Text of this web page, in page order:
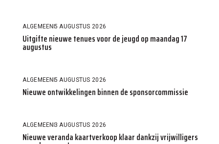
ALGEMEEN 5 AUGUSTUS 2026
Uitgifte nieuwe tenues voor de jeugd op maandag 17
augustus
ALGEMEEN 5 AUGUSTUS 2026
Nieuwe ontwikkelingen binnen de sponsorcommissie
ALGEMEEN 3 AUGUSTUS 2026
Nieuwe veranda kaartverkoop klaar dankzij vrijwilligers